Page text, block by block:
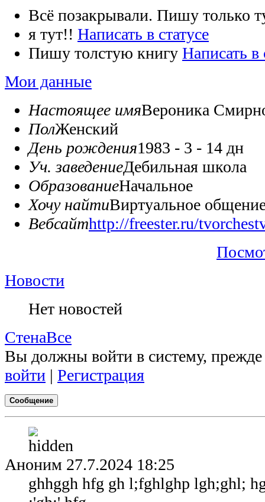
Всё позакрывали. Пишу только
я тут!! Написать в статусе
Пишу толстую книгу Написать в
Мои данные
Настоящее имяВероника
ПолЖенский
День рождения1983 - 3 - 14 дн
Уч. заведениеДебильная школа
ОбразованиеНачальное
Хочу найтиВиртуальное
Вебсайтhttp://freester.ru/
Новости
Нет новостей
СтенаВсе
Вы должны войти в систему,
войти | Регистрация
Сообщение
Аноним 27.7.2024 18:25
ghhggh hfg gh l;fghlghp lgh;ghl;